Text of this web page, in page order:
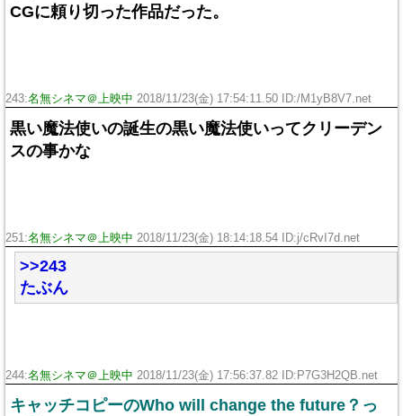
CGに頼り切った作品だった。
243:名無シネマ＠上映中 2018/11/23(金) 17:54:11.50 ID:/M1yB8V7.net
黒い魔法使いの誕生の黒い魔法使いってクリーデン
スの事かな
251:名無シネマ＠上映中 2018/11/23(金) 18:14:18.54 ID:j/cRvI7d.net
>>243
たぶん
244:名無シネマ＠上映中 2018/11/23(金) 17:56:37.82 ID:P7G3H2QB.net
キャッチコピーのWho will change the future？っ